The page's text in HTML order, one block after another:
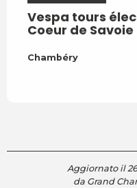
Vespa tours
Coeur de Savoie
Chambéry
Aggiornato il
da Grand